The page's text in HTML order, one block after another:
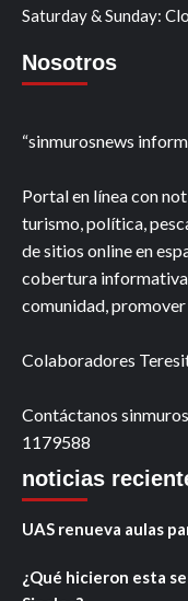
Saturday & Sunday:
Nosotros
“sinmurosnews
Portal en línea con
turismo, política,
de sitios online en
cobertura informativa
comunidad,
Colaboradores
Contáctanos
1179588
noticias
UAS renueva aulas
¿Qué hicieron esta